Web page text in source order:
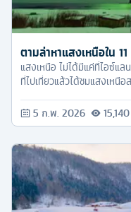
ตามล่าหาแสงเหนือใน
แสงเหนือ ไม่ได้มีแค่ที่ไอซ์แล
ที่ไปเที่ยวแล้วได้ชมแสงเหนื
5 ก.พ. 2026 15,140